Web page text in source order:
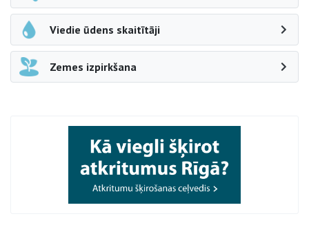
Viedie ūdens skaitītāji
Zemes izpirkšana